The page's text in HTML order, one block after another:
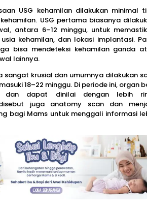
USG kehamilan dilakukan minimal
USG pertama biasanya
antara 6–12 minggu, untuk
kehamilan, dan lokasi implantasi.
bisa mendeteksi kehamilan ganda
lainnya.
sangat krusial dan umumnya dilakukan
18–22 minggu. Di periode ini, organ
dan dapat dinilai dengan lebih
juga anatomy scan dan
bagi Mams untuk menggali informasi